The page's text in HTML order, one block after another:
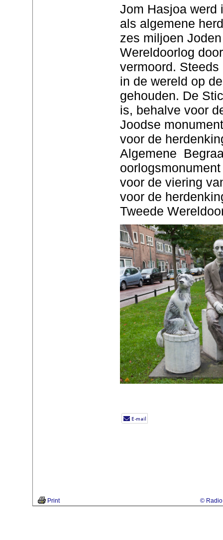
Jom Hasjoa werd
als algemene
zes miljoen
Wereldoorlog
vermoord.
in de wereld op
gehouden. De
is, behalve voor
Joodse
voor de
Algemene
voor de viering
voor de
Tweede
Print © Radio